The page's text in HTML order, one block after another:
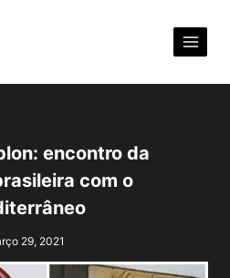
encontro da
com o
29, 2021